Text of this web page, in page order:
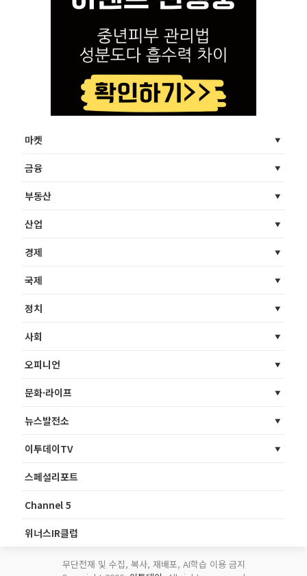
마켓
금융
부동산
산업
경제
국제
정치
사회
오피니언
문화·라이프
뉴스발전소
이투데이TV
스페셜리포트
Channel 5
위너스IR클럽
무단전재 및 수집, 복사, 재배포, AI학습 이용 금지